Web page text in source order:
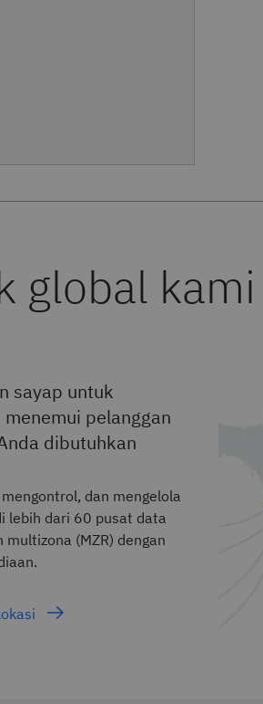
sayap untuk
pelanggan
dibutuhkan
dan mengelola
lebih dari 60 pusat data
multizona (MZR) dengan